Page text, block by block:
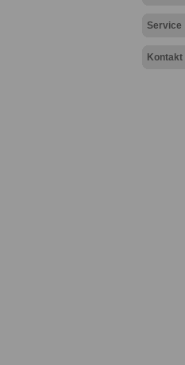
Service
Kontakt